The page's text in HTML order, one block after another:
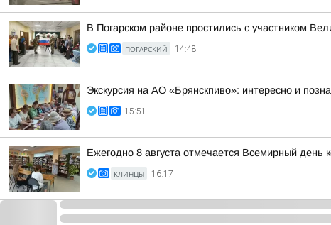
В Погарском районе простились с участником
ПОГАРСКИЙ 14:48
Экскурсия на АО «Брянскпиво»: интересно и
15:51
Ежегодно 8 августа отмечается Всемирный
КЛИНЦЫ 16:17